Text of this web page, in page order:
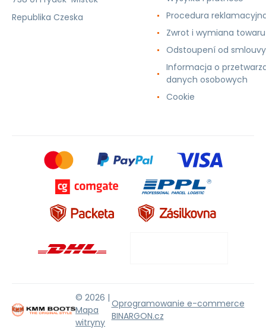
Republika Czeska
Procedura
Zwrot i wymiana towaru
Odstoupení od smlouvy
Informacja o
danych osobowych
Cookie
© 2026 |
Mapa
witryny
Oprogramowanie e-commerce
BINARGON.cz